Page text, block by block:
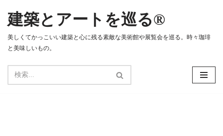
コ
ン
テ
建築とアートを巡る®
美しくてかっこいい建築と心に残る素敵な美術館や展覧会を巡る。時々珈琲
と美味しいもの。